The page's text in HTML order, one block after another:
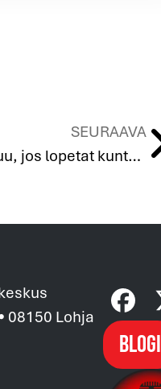
SEURAAVA
Mitä kehossasi tapahtuu, jos lopetat kuntoilun?
08150 Lohja
Blogi